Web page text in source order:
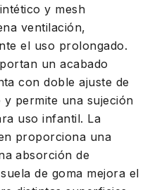
y mesh
ventilación,
el uso prolongado.
un acabado
con doble ajuste de
permite una sujeción
uso infantil. La
proporciona una
absorción de
de goma mejora el